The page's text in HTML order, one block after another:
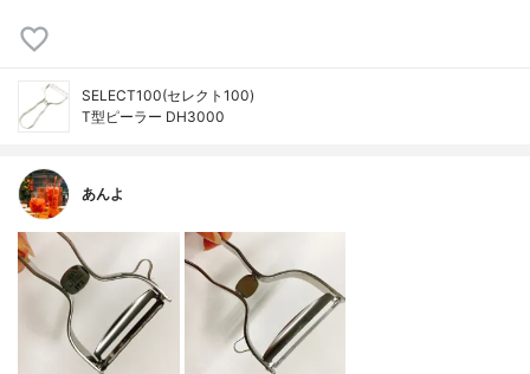
SELECT100(セレクト100)
T型ピーラー DH3000
あんよ